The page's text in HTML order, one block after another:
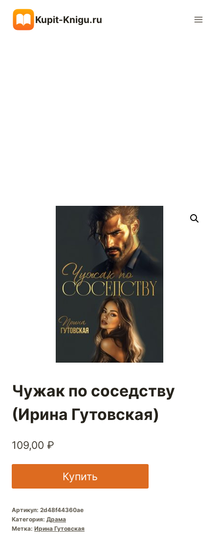
содержимому
Kupit-Knigu.ru
Чужак по соседству
(Ирина Гутовская)
109,00 ₽
Купить
Артикул: 2d48f44360ae
Категория: Драма
Метка: Ирина Гутовская